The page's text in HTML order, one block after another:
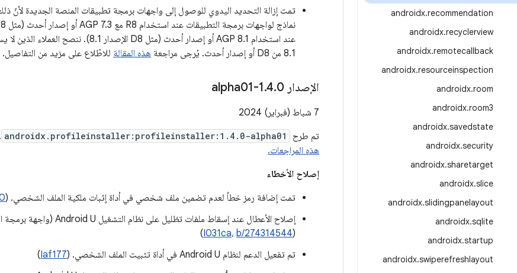
androidx.recommendation
androidx.recyclerview
androidx.remotecallback
androidx.resourceinspection
androidx.room
androidx.room3
androidx.savedstate
androidx.security
androidx.sharetarget
androidx.slice
androidx.slidingpanelayout
androidx.sqlite
androidx.startup
androidx.swiperefreshlayout
تمت إزالة التحديد اليدوي للوصول إلى واجهات برمجة تطبيقات المنصة الجديدة لأنّ
8.1 من D8 أو إصدار أحدث. يُرجى مراجعة
هذه المقالة للاطّلاع على مزيد من التفاصيل.
الإصدار 1 .4.0-alpha01
7 شباط (فبراير) 2024
تم طرح
androidx.profileinstaller:profileinstaller:1.4.0-alpha01
.
هذه المراجعات.
إصلاح الأخطاء
تمت إضافة رمز خطأ لعدم تضمين ملف شخصي في أداة إثبات ملكية الملف الشخصي. (
(
I031ca، b/274314544
)
تم تفعيل الدعم لنظام Android U في أداة تثبيت الملف الشخصي. (
Iaf177
)